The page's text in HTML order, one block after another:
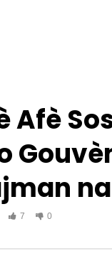
Afè
7 0